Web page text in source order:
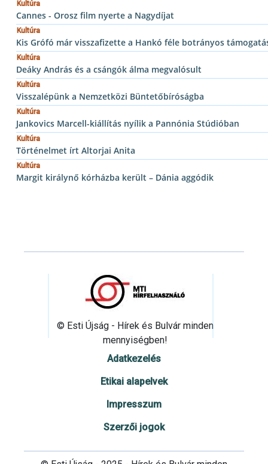
Kultúra
Cannes - Orosz film nyerte a Nagydíjat
Kultúra
Kis Grófó már visszafizette a Hankó féle botrányos
Kultúra
Deáky András és a csángók álma megvalósult
Kultúra
Visszalépünk a Nemzetközi Büntetőbíróságba
Kultúra
Jankovics Marcell-kiállítás nyílik a Pannónia Stúdióban
Kultúra
Történelmet írt Altorjai Anita
Kultúra
Margit királynő kórházba került – Dánia aggódik
© Esti Újság - Hírek és Bulvár minden
mennyiségben!
Adatkezelés
Etikai alapelvek
Impresszum
Szerzői jogok